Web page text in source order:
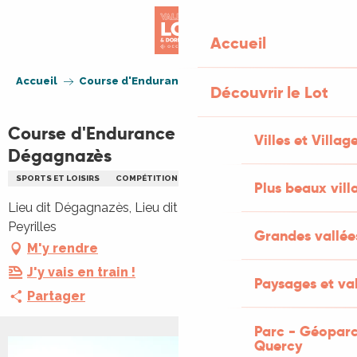
Accueil
Découvrir le Lot
Villes et
Plus beaux
Grandes
Paysages et
Parc -
Quercy
Accueil Course d'Endurance Équestre du Dégagnazès
Course d'Endurance Équestre du
Dégagnazès
SPORTS ET LOISIRS COMPÉTITION SPORTIVE
Lieu dit Dégagnazès, Lieu dit Dégagnazès, 46310
Peyrilles
M'y rendre
J'y vais en train !
Partager